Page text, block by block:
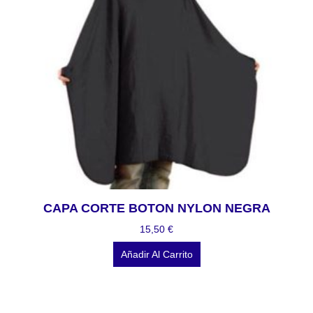
CAPA CORTE BOTON NYLON NEGRA
15,50 €
Añadir Al Carrito